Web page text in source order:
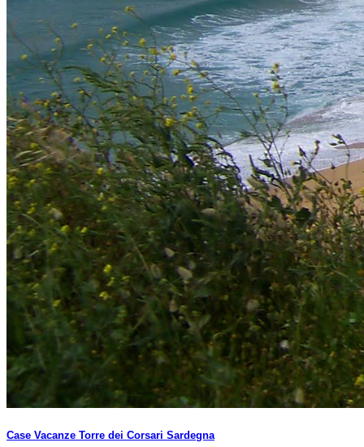
Case Vacanze Torre dei Corsari Sardegna